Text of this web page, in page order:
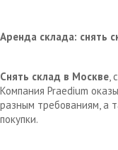
Аренда склада: снять
Снять склад в Москве,
Компания Praedium
разным требованиям, а
покупки.